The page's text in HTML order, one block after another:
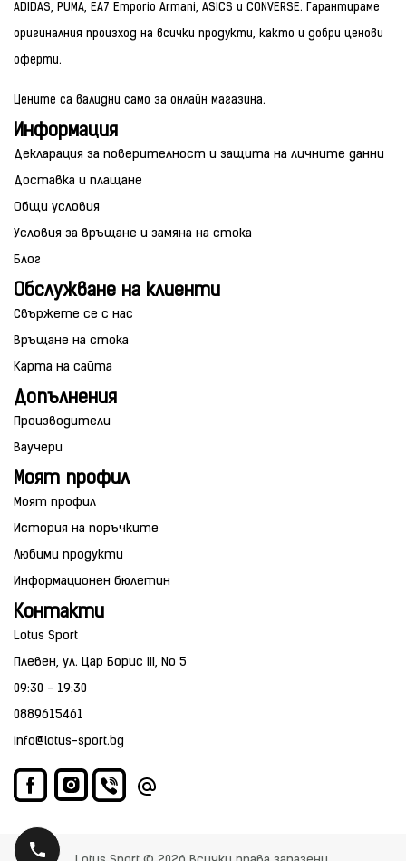
ADIDAS, PUMA, EA7 Emporio Armani, ASICS и CONVERSE. Гарантираме
оригиналния произход на всички продукти, както и добри ценови
оферти.
Цените са валидни само за онлайн магазина.
Информация
Декларация за поверителност и защита на личните данни
Доставка и плащане
Общи условия
Условия за връщане и замяна на стока
Блог
Обслужване на клиенти
Свържете се с нас
Връщане на стока
Карта на сайта
Допълнения
Производители
Ваучери
Моят профил
Моят профил
История на поръчките
Любими продукти
Информационен бюлетин
Контакти
Lotus Sport
Плевен, ул. Цар Борис III, No 5
09:30 - 19:30
0889615461
info@lotus-sport.bg